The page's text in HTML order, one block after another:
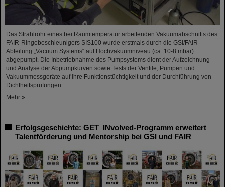
Das Strahlrohr eines bei Raumtemperatur arbeitenden Vakuumabschnitts des
FAIR-Ringebeschleunigers SIS100 wurde erstmals durch die GSI/FAIR-
Abteilung „Vacuum Systems“ auf Hochvakuumniveau (ca. 10-8 mbar)
abgepumpt. Die Inbetriebnahme des Pumpsystems dient der Aufzeichnung
und Analyse der Abpumpkurven sowie Tests der Ventile, Pumpen und
Vakuummessgeräte auf ihre Funktionstüchtigkeit und der Durchführung von
Dichtheitsprüfungen.
Mehr »
Erfolgsgeschichte: GET_INvolved-Programm erweitert
Talentförderung und Mentorship bei GSI und FAIR